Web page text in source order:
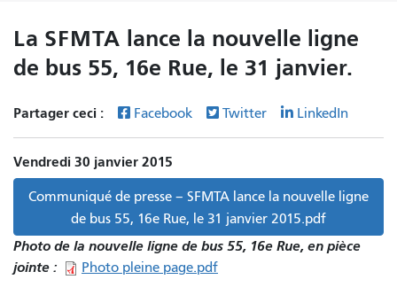
La SFMTA lance la nouvelle ligne
de bus 55, 16e Rue, le 31 janvier.
Partager ceci : Facebook Twitter LinkedIn
Vendredi 30 janvier 2015
Communiqué de presse – SFMTA lance la nouvelle ligne
de bus 55, 16e Rue, le 31 janvier 2015.pdf
Photo de la nouvelle ligne de bus 55, 16e Rue, en pièce
jointe :
Photo pleine page.pdf